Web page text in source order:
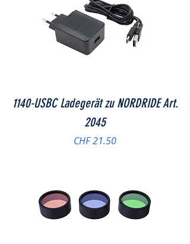
1140-USBC Ladegerät zu NORDRIDE Art.
2045
Preis
CHF 21.50